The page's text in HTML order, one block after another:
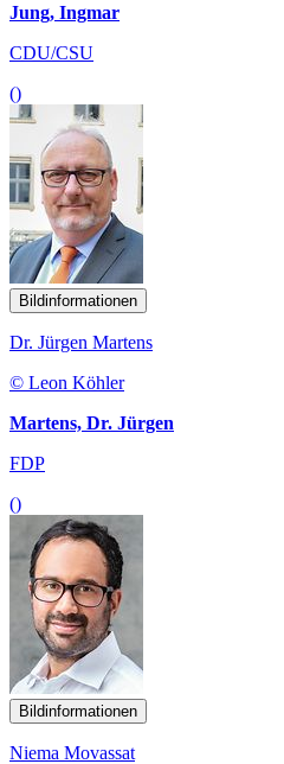
Jung, Ingmar
CDU/CSU
()
Bildinformationen
Dr. Jürgen Martens
© Leon Köhler
Martens, Dr. Jürgen
FDP
()
Bildinformationen
Niema Movassat